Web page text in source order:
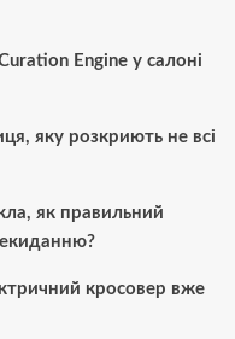
Engine у салоні
яку розкриють не всі
як правильний
кросовер вже